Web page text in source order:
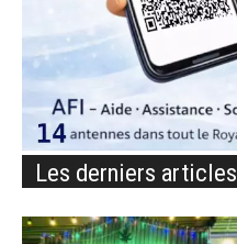
Les derniers articles